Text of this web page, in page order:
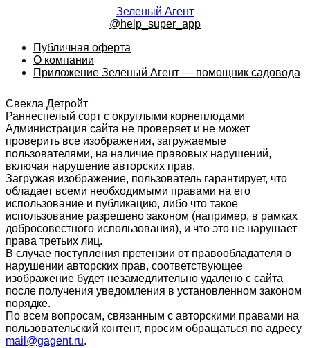
Зеленый Агент
@help_super_app
Публичная оферта
О компании
Приложение Зеленый Агент — помощник садовода
Свекла Детройт
Раннеспелый сорт с округлыми корнеплодами
Администрация сайта не проверяет и не может
проверить все изображения, загружаемые
пользователями, на наличие правовых нарушений,
включая нарушение авторских прав.
Загружая изображение, пользователь гарантирует, что
обладает всеми необходимыми правами на его
использование и публикацию, либо что такое
использование разрешено законом (например, в рамках
добросовестного использования), и что это не нарушает
права третьих лиц.
В случае поступления претензии от правообладателя о
нарушении авторских прав, соответствующее
изображение будет незамедлительно удалено с сайта
после получения уведомления в установленном законом
порядке.
По всем вопросам, связанным с авторскими правами на
пользовательский контент, просим обращаться по адресу
mail@gagent.ru.